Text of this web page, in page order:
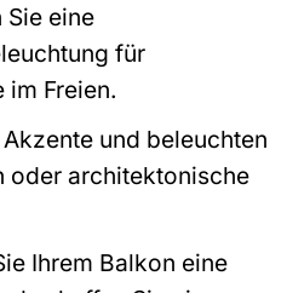
Sie eine
für
im Freien.
und beleuchten
oder architektonische
Ihrem Balkon eine